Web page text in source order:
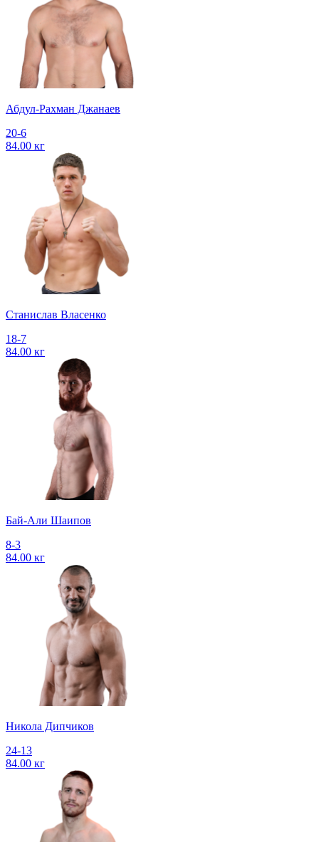
Абдул-Рахман Джанаев
20-6
84.00 кг
Станислав Власенко
18-7
84.00 кг
Бай-Али Шаипов
8-3
84.00 кг
Никола Дипчиков
24-13
84.00 кг